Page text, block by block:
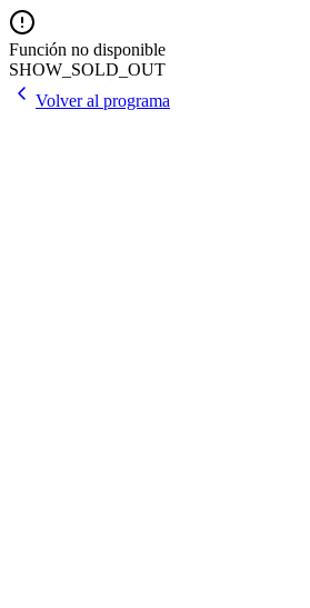
Función no disponible
SHOW_SOLD_OUT
Volver al programa